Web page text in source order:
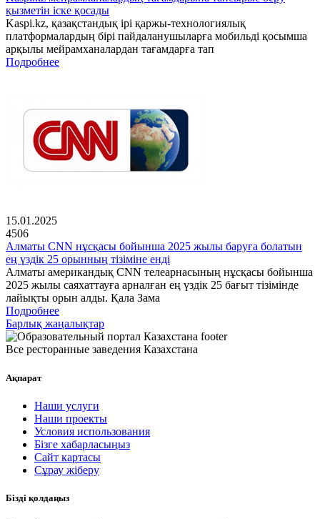
қызметін іске қосады
Kaspi.kz, қазақстандық ірі қаржы-технологиялық
платформалардың бірі пайдаланушыларға мобильді қосымша
арқылы мейрамханалардан тағамдарға тап
Подробнее
15.01.2025
4506
Алматы CNN нұсқасы бойынша 2025 жылы баруға болатын
ең үздік 25 орынның тізіміне енді
Алматы американдық CNN телеарнасының нұсқасы бойынша
2025 жылы саяхаттауға арналған ең үздік 25 бағыт тізімінде
лайықты орын алды. Қала Зама
Подробнее
Барлық жаңалықтар
Все ресторанные заведения Казахстана
Ақпарат
Наши услуги
Наши проекты
Условия использования
Бізге хабарласыңыз
Сайт картасы
Сұрау жіберу
Бізді қолдаңыз